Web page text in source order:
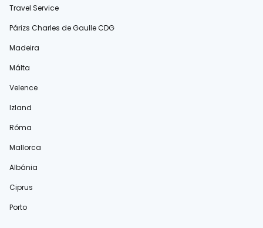
Travel Service
Párizs Charles de Gaulle CDG
Madeira
Málta
Velence
Izland
Róma
Mallorca
Albánia
Ciprus
Porto